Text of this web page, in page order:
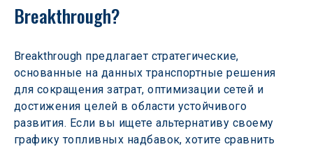
Breakthrough?
Breakthrough предлагает стратегические,
основанные на данных транспортные решения
для сокращения затрат, оптимизации сетей и
достижения целей в области устойчивого
развития. Если вы ищете альтернативу своему
графику топливных надбавок, хотите сравнить